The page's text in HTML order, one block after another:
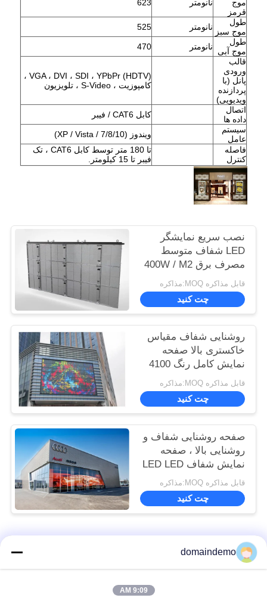
موج
قرمز
نانومتر 623
طول
موج سبز نانومتر
525
طول
موج آبی
نانومتر
470
قالب
ورودی
پانل (با
پردازنده
ویدیویی)
VGA ، DVI ، SDI ، YPbPr (HDTV) ،
کامپوزیت ، S-Video ، تلویزیون
اتصال
داده ها
کابل CAT6 / فیبر
سیستم
عامل
ویندوز (XP / Vista / 7/8/10)
فاصله
کنترل
تا 180 متر توسط کابل CAT6 ، تک
فیبر تا 15 کیلومتر.
نصب سریع نمایشگر
LED شفاف متوسط ​​
مصرف برق 400W / M2
قابل مذاکره MOQ:مذاکره
چت کنید
روشنایی شفاف مقیاس
خاکستری بالا صفحه
نمایش کامل رنگ 4100
نیت
قابل مذاکره MOQ:مذاکره
چت کنید
صفحه روشنایی شفاف و
روشنایی بالا ، صفحه
نمایش شفاف LED LED
1R1G1B
قابل مذاکره MOQ:مذاکره
چت کنید
دسته بندی های محبوب
domaindemo
9:09 AM